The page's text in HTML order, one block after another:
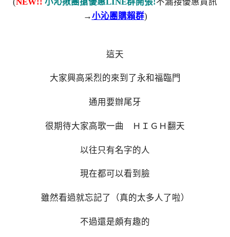
→小沁團購賴群)
這天
大家興高采烈的來到了永和福臨門
通用要辦尾牙
很期待大家高歌一曲 ＨＩＧＨ翻天
以往只有名字的人
現在都可以看到臉
雖然看過就忘記了（真的太多人了啦）
不過還是頗有趣的